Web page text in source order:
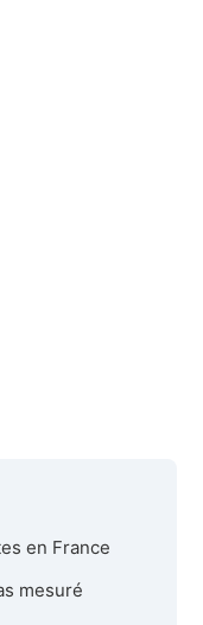
en France
mesuré